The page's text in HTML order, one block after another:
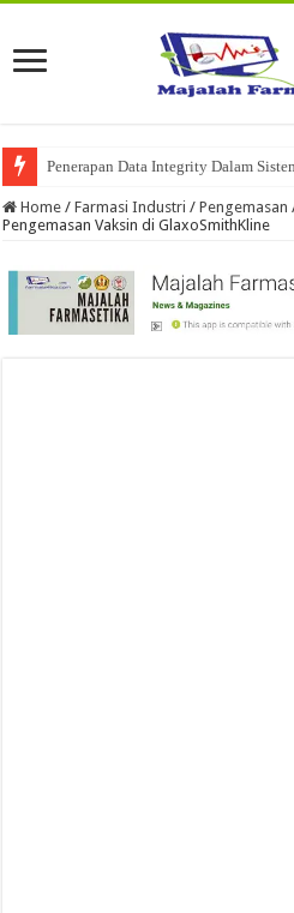
Penerapan Data Integrity Dalam
Home / Farmasi Industri / Pengemasan
Pengemasan Vaksin di GlaxoSmithKline